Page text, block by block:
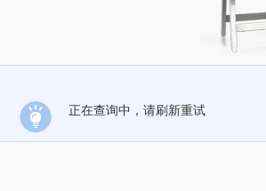
正在查询中，请刷新重试